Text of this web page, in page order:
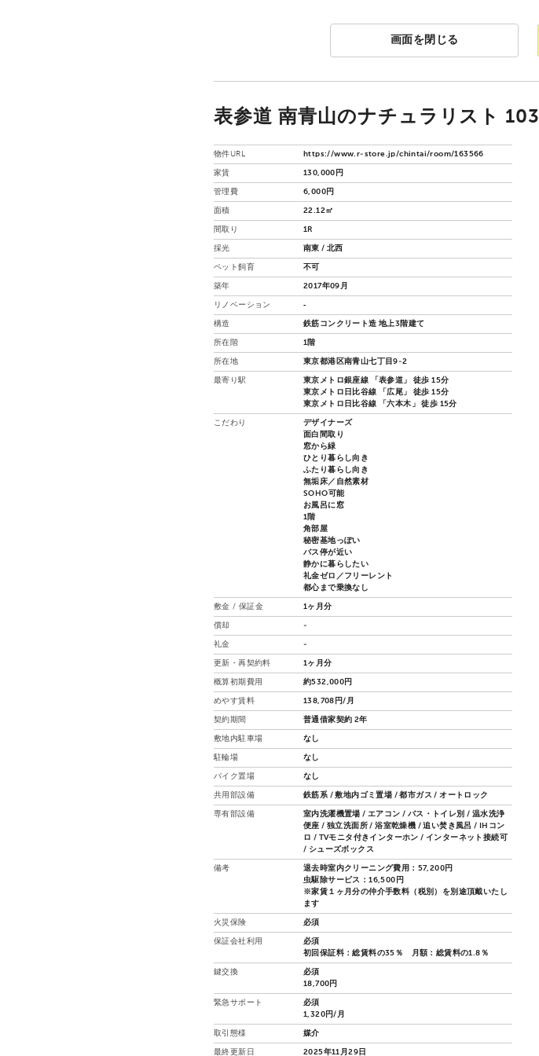
画面を閉じる
表参道 南青山のナチュラリスト 103
物件URL https://www.r-store.jp/chintai/room/163566
家賃 130,000円
管理費 6,000円
面積 22.12㎡
間取り 1R
採光 南東 / 北西
ペット飼育 不可
築年 2017年09月
リノベーション ‐
構造 鉄筋コンクリート造 地上3階建て
所在階 1階
所在地 東京都港区南青山七丁目9-2
最寄り駅
東京メトロ銀座線 「表参道」 徒歩 15分
東京メトロ日比谷線 「広尾」 徒歩 15分
東京メトロ日比谷線 「六本木」 徒歩 15分
こだわり
デザイナーズ
面白間取り
窓から緑
ひとり暮らし向き
ふたり暮らし向き
無垢床／自然素材
SOHO可能
お風呂に窓
1階
角部屋
秘密基地っぽい
バス停が近い
静かに暮らしたい
礼金ゼロ／フリーレント
都心まで乗換なし
敷金 / 保証金 1ヶ月分
償却 -
礼金 -
更新・再契約料 1ヶ月分
概算初期費用 約532,000円
めやす賃料 138,708円/月
契約期間 普通借家契約 2年
敷地内駐車場 なし
駐輪場 なし
バイク置場 なし
共用部設備 鉄筋系 / 敷地内ゴミ置場 / 都市ガス / オートロック
専有部設備
室内洗濯機置場 / エアコン / バス・トイレ別 / 温水洗浄
便座 / 独立洗面所 / 浴室乾燥機 / 追い焚き風呂 / IHコン
ロ / TVモニタ付きインターホン / インターネット接続可
/ シューズボックス
備考
退去時室内クリーニング費用：57,200円
虫駆除サービス：16,500円
※家賃１ヶ月分の仲介手数料（税別）を別途頂戴いたし
ます
火災保険 必須
保証会社利用
必須
初回保証料：総賃料の35％ 月額：総賃料の1.8％
鍵交換
必須
18,700円
緊急サポート
必須
1,320円/月
取引態様 媒介
最終更新日 2025年11月29日